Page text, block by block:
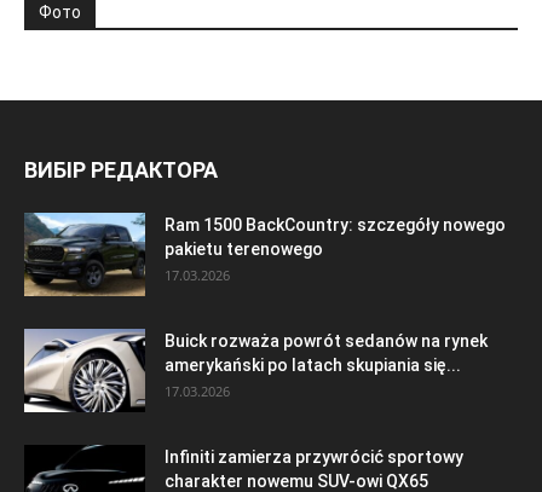
Фото
ВИБІР РЕДАКТОРА
Ram 1500 BackCountry: szczegóły nowego
pakietu terenowego
17.03.2026
Buick rozważa powrót sedanów na rynek
amerykański po latach skupiania się...
17.03.2026
Infiniti zamierza przywrócić sportowy
charakter nowemu SUV-owi QX65